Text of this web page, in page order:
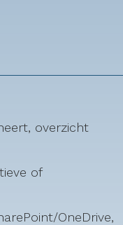
overzicht
of
OneDrive,